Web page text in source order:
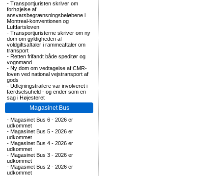
- Transportjuristen skriver om
forhøjelse af
ansvarsbegrænsningsbeløbene i
Montreal-konventionen og
Luftfartsloven
- Transportjuristerne skriver om ny
dom om gyldigheden af
voldgiftsaftaler i rammeaftaler om
transport
- Retten frifandt både speditør og
vognmand
- Ny dom om vedtagelse af CMR-
loven ved national vejstransport af
gods
- Udlejningstrailere var involveret i
færdselsuheld - og ender som en
sag i Højesteret
Magasinet Bus
- Magasinet Bus 6 - 2026 er
udkommet
- Magasinet Bus 5 - 2026 er
udkommet
- Magasinet Bus 4 - 2026 er
udkommet
- Magasinet Bus 3 - 2026 er
udkommet
- Magasinet Bus 2 - 2026 er
udkommet